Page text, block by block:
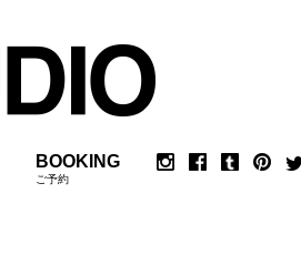
BOOKING
ご予約